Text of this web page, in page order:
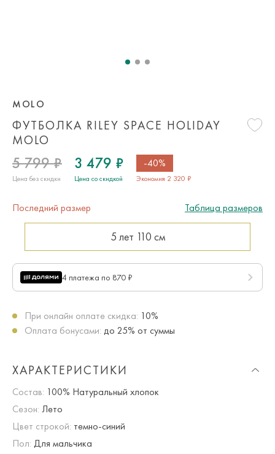
ФУТБОЛКА RILEY SPACE HOLIDAY
MOLO
MOLO
5 799 ₽
Цена без скидки
3 479 ₽
Цена со скидкой
-40%
Экономия 2 320 ₽
Последний размер Таблица размеров
5 лет 110 см
4 платежа по 870 ₽
При онлайн оплате скидка: 10%
Оплата бонусами: до 25% от суммы
ХАРАКТЕРИСТИКИ
Состав: 100% Натуральный хлопок
Сезон: Лето
Цвет строкой: темно-синий
Пол: Для мальчика